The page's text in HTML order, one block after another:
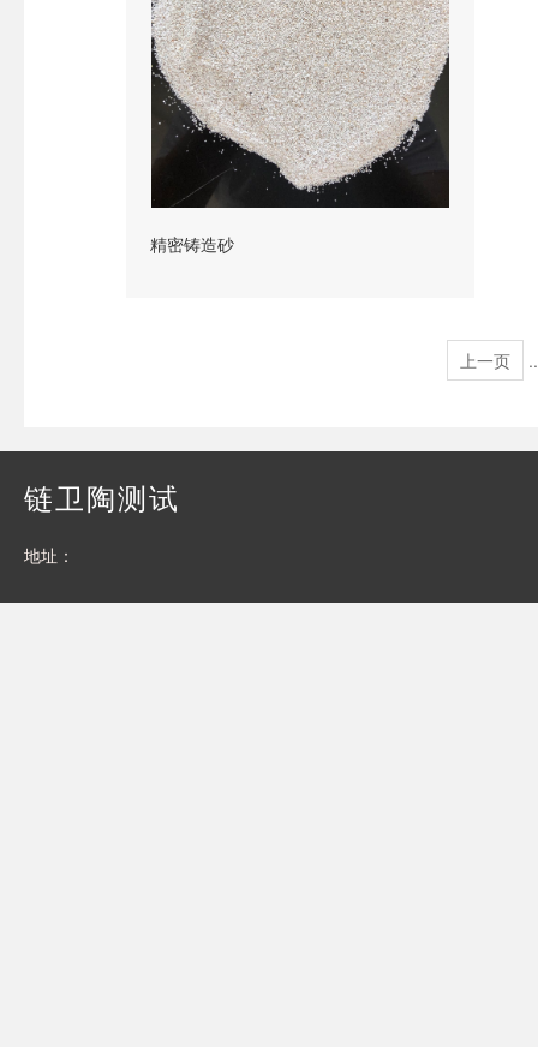
精密铸造砂
上一页
链卫陶测试
地址：